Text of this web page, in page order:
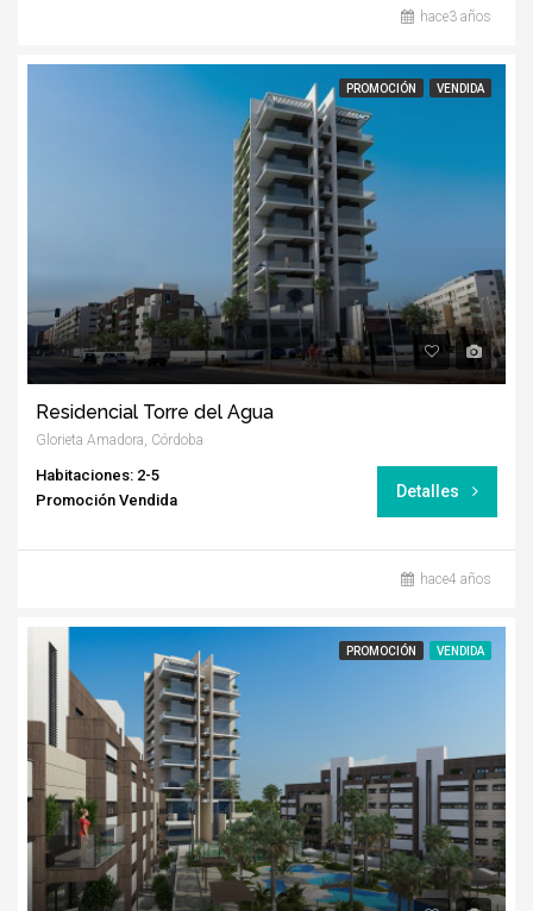
hace3 años
PROMOCIÓN VENDIDA
Residencial Torre del Agua
Glorieta Amadora, Córdoba
Habitaciones: 2-5
Promoción Vendida
Detalles
hace4 años
PROMOCIÓN VENDIDA